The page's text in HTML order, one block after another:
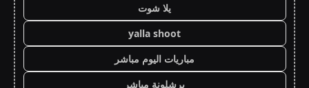
يلا شوت
yalla shoot
مباريات اليوم مباشر
برشلونة مباشر